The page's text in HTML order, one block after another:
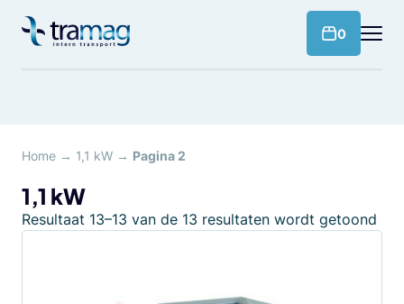
naar
0
Home → 1,1 kW → Pagina 2
1,1 kW
Resultaat 13–13 van de 13 resultaten wordt getoond